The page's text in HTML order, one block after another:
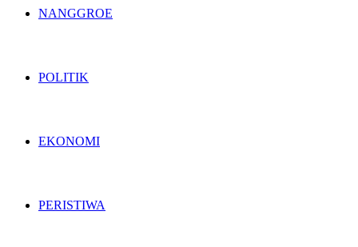
NANGGROE
POLITIK
EKONOMI
PERISTIWA